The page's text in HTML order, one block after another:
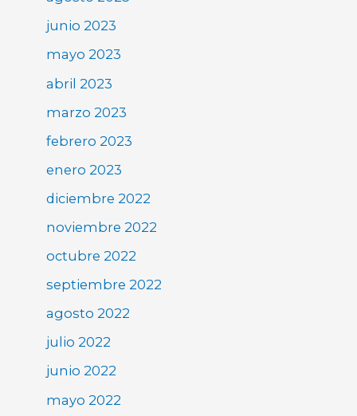
junio 2023
mayo 2023
abril 2023
marzo 2023
febrero 2023
enero 2023
diciembre 2022
noviembre 2022
octubre 2022
septiembre 2022
agosto 2022
julio 2022
junio 2022
mayo 2022